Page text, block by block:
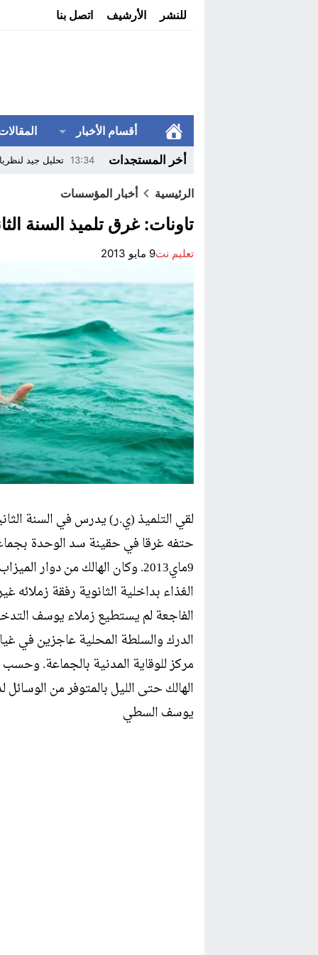
للنشر الأرشيف اتصل بنا
أقسام الأخبار
أخر المستجدات 13:34 تحليل جيد
10:45
بودكاست AI يناقش ظاهرة نسخ الامتحانات من الإنترنيت..
14:02 ترامب ينهي
17:54 إعفاء يونس
الرئيسية أخبار المؤسسات
تاونات: غرق تلميذ السنة
تعليم نت9 مايو 2013
لقي التلميذ (ي.ر) يدرس في السنة
حتفه غرقا في حقينة سد الوحدة
9ماي2013. وكان الهالك من
الغذاء بداخلية الثانوية رفقة
الفاجعة لم يستطيع زملاء يوسف
الدرك والسلطة المحلية عاجزين في
مركز للوقاية المدنية بالجماعة.
الهالك حتى الليل بالمتوفر من الوسائل
يوسف السطي